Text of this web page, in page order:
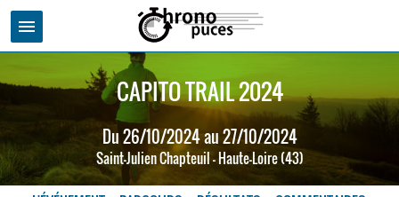
menu
CAPITO TRAIL 2024
Du 26/10/2024 au 27/10/2024
Saint-Julien Chapteuil - Haute-Loire (43)